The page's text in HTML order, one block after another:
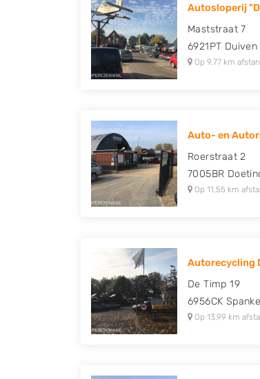
Autosloperij
Maststraat 7
6921PT Duiven
Op 9,77 km
Auto- en
Roerstraat 2
7005BR
Op 11,55 km
Autorecycling
De Timp 19
6956CK
Op 13,99 km